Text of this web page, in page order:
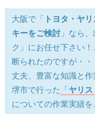
大阪で「
トヨタ・ヤ
キーをご検討 」なら
ク」にお任せ下さい
断られたのですが・
丈夫、豊富な知識と作
堺市で行った
「 ヤリ
についての作業実績を